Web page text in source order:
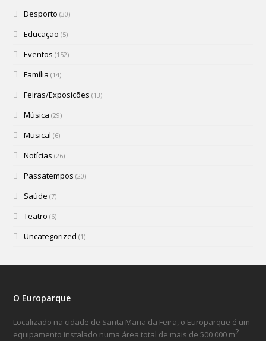
Desporto (30)
Educação (5)
Eventos (152)
Família (14)
Feiras/Exposições (13)
Música (29)
Musical (6)
Notícias (26)
Passatempos (20)
Saúde (7)
Teatro (6)
Uncategorized (1)
O Europarque
Localizado na cidade de Santa Maria da Feira, o Europarque é um
equipamento instalado numa área total de mais de 500 000 m2